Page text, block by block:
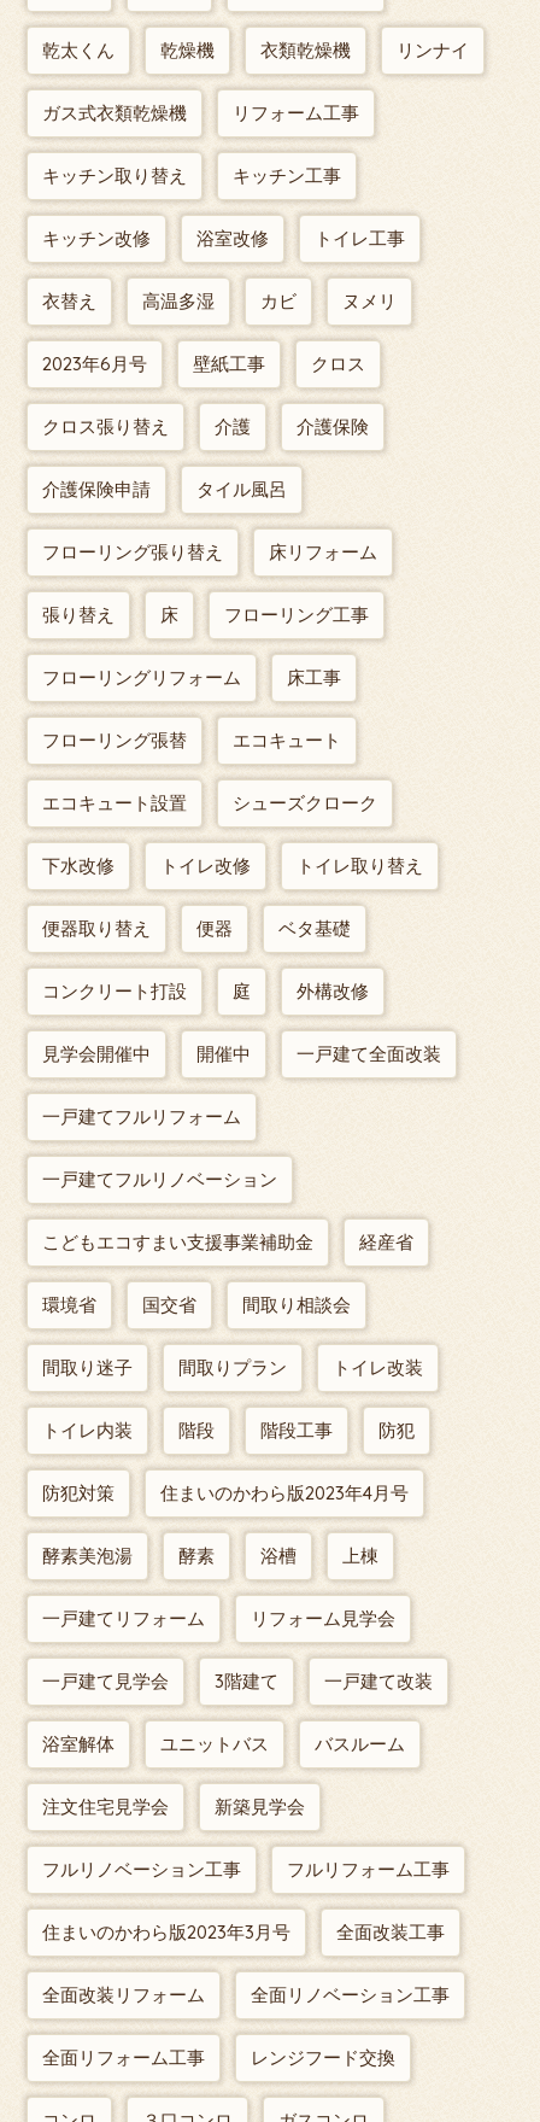
乾太くん 乾燥機 衣類乾燥機 リンナイ
ガス式衣類乾燥機 リフォーム工事
キッチン取り替え キッチン工事
キッチン改修 浴室改修 トイレ工事
衣替え 高温多湿 カビ ヌメリ
2023年6月号 壁紙工事 クロス
クロス張り替え 介護 介護保険
介護保険申請 タイル風呂
フローリング張り替え 床リフォーム
張り替え 床 フローリング工事
フローリングリフォーム 床工事
フローリング張替 エコキュート
エコキュート設置 シューズクローク
下水改修 トイレ改修 トイレ取り替え
便器取り替え 便器 ベタ基礎
コンクリート打設 庭 外構改修
見学会開催中 開催中 一戸建て全面改装
一戸建てフルリフォーム
一戸建てフルリノベーション
こどもエコすまい支援事業補助金 経産省
環境省 国交省 間取り相談会
間取り迷子 間取りプラン トイレ改装
トイレ内装 階段 階段工事 防犯
防犯対策 住まいのかわら版2023年4月号
酵素美泡湯 酵素 浴槽 上棟
一戸建てリフォーム リフォーム見学会
一戸建て見学会 3階建て 一戸建て改装
浴室解体 ユニットバス バスルーム
注文住宅見学会 新築見学会
フルリノベーション工事 フルリフォーム工事
住まいのかわら版2023年3月号 全面改装工事
全面改装リフォーム 全面リノベーション工事
全面リフォーム工事 レンジフード交換